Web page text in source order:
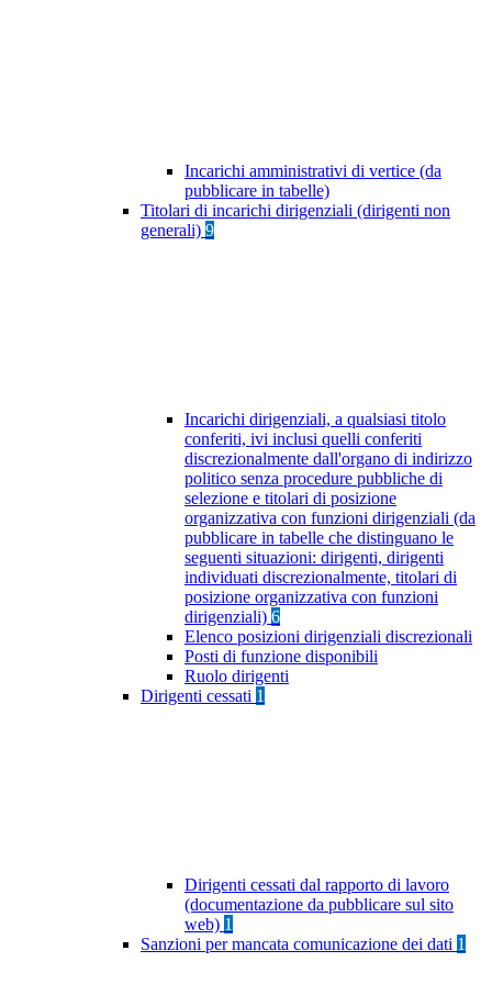
Incarichi amministrativi di vertice (da
pubblicare in tabelle)
Titolari di incarichi dirigenziali (dirigenti non
generali) 9
Incarichi dirigenziali, a qualsiasi titolo
conferiti, ivi inclusi quelli conferiti
discrezionalmente dall'organo di indirizzo
politico senza procedure pubbliche di
selezione e titolari di posizione
organizzativa con funzioni dirigenziali (da
pubblicare in tabelle che distinguano le
seguenti situazioni: dirigenti, dirigenti
individuati discrezionalmente, titolari di
posizione organizzativa con funzioni
dirigenziali) 6
Elenco posizioni dirigenziali discrezionali
Posti di funzione disponibili
Ruolo dirigenti
Dirigenti cessati 1
Dirigenti cessati dal rapporto di lavoro
(documentazione da pubblicare sul sito
web) 1
Sanzioni per mancata comunicazione dei dati 1